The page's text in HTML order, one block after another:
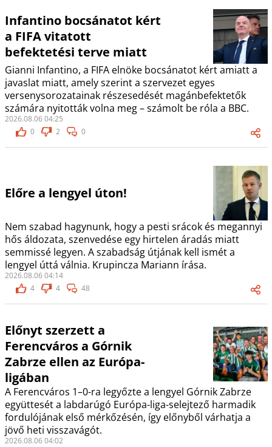
Infantino bocsánatot kért
a FIFA vitatott
befektetési terve miatt
Gianni Infantino, a FIFA elnöke bocsánatot kért amiatt a
javaslat miatt, amely szerint a szervezet egyes
versenysorozatainak részesedését magánbefektetők
számára nyitották volna meg – számolt be róla a BBC.
2026.08.06 04:25
0
2 0
Előre a lengyel úton!
Nem szabad hagynunk, hogy a pesti srácok és megannyi
hős áldozata, szenvedése egy hirtelen áradás miatt
semmissé legyen. A szabadság útjának kell ismét a
lengyel úttá válnia. Krupincza Mariann írása.
2026.08.06 04:14
4
4 48
Előnyt szerzett a
Ferencváros a Górnik
Zabrze ellen az Európa-
ligában
A Ferencváros 1–0-ra legyőzte a lengyel Górnik Zabrze
együttesét a labdarúgó Európa-liga-selejtező harmadik
fordulójának első mérkőzésén, így előnyből várhatja a
jövő heti visszavágót.
2026.08.06 04:02